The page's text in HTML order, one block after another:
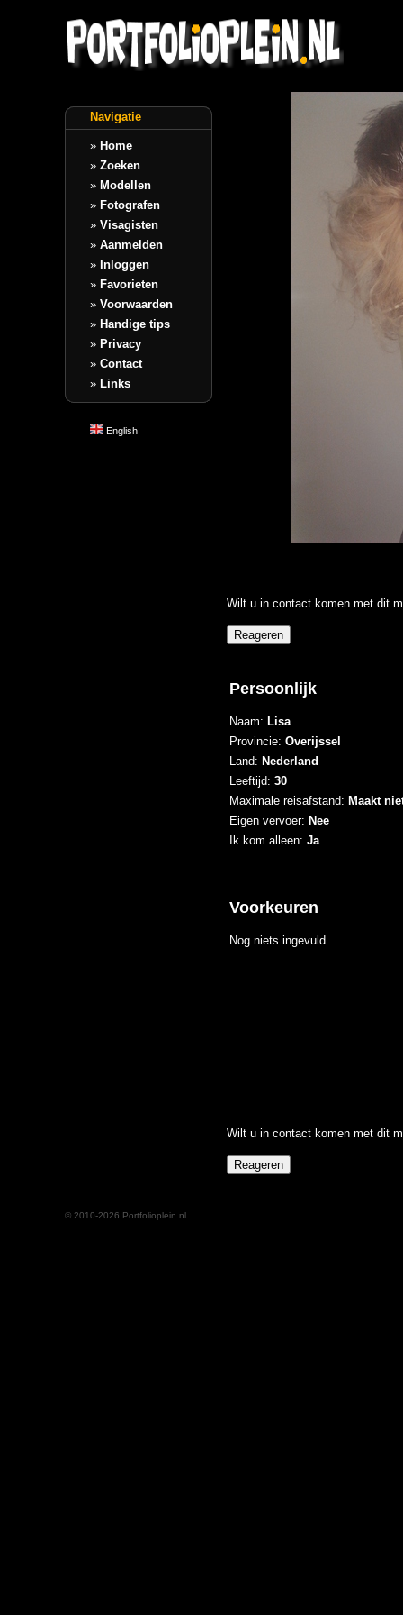
Navigatie
» Home
» Zoeken
» Modellen
» Fotografen
» Visagisten
» Aanmelden
» Inloggen
» Favorieten
» Voorwaarden
» Handige tips
» Privacy
» Contact
» Links
English
Wilt u in contact komen met dit
Persoonlijk
Naam: Lisa
Provincie: Overijssel
Land: Nederland
Leeftijd: 30
Maximale reisafstand: Maakt
Eigen vervoer: Nee
Ik kom alleen: Ja
Voorkeuren
Nog niets ingevuld.
Wilt u in contact komen met dit
© 2010-2026 Portfolioplein.nl